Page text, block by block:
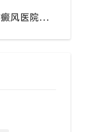
（八月余热仍伤人）福建泉州中科白癜风医院，白癜风外出，依旧要做好硬防晒措施